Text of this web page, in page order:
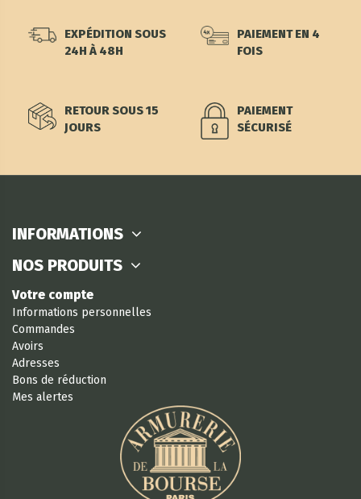
EXPÉDITION SOUS
24H À 48H
PAIEMENT EN 4
FOIS
RETOUR SOUS 15
JOURS
PAIEMENT
SÉCURISÉ
INFORMATIONS
NOS PRODUITS
Votre compte
Informations personnelles
Commandes
Avoirs
Adresses
Bons de réduction
Mes alertes